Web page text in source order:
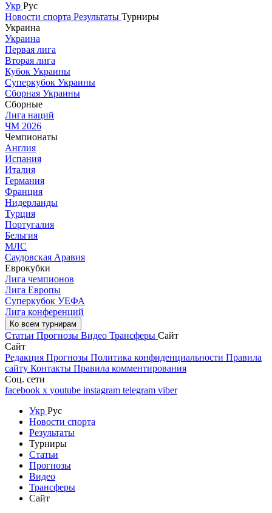
Укр Рус
Новости спорта Результаты Турниры
Украина
Украина
Первая лига
Вторая лига
Кубок Украины
Суперкубок Украины
Сборная Украины
Сборные
Лига наций
ЧМ 2026
Чемпионаты
Англия
Испания
Италия
Германия
Франция
Нидерланды
Турция
Португалия
Бельгия
МЛС
Саудовская Аравия
Еврокубки
Лига чемпионов
Лига Европы
Суперкубок УЕФА
Лига конференций
Ко всем турнирам
Статьи Прогнозы Видео Трансферы Сайт
Сайт
Редакция Прогнозы Политика конфиденциальности Правила
сайту Контакты Правила комментирования
Соц. сети
facebook x youtube instagram telegram viber
Укр Рус
Новости спорта
Результаты
Турниры
Статьи
Прогнозы
Видео
Трансферы
Сайт